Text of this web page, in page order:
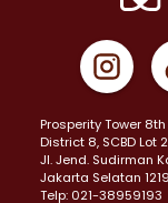
Prosperity Tower 8th
District 8, SCBD Lot
JI. Jend. Sudirman
Jakarta Selatan
Telp: 021-38959193